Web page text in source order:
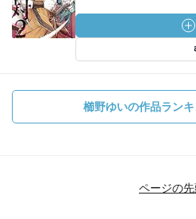
櫛野ゆいの作品ラン
ページの